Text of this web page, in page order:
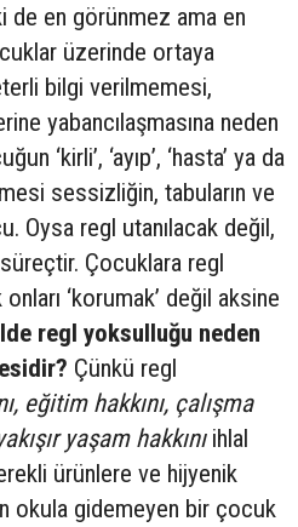
de en görünmez ama en
üzerinde ortaya
bilgi verilmemesi,
yabancılaşmasına neden
‘kirli’, ‘ayıp’, ‘hasta’ ya da
sessizliğin, tabuların ve
Oysa regl utanılacak değil,
Çocuklara regl
‘korumak’ değil aksine
regl yoksulluğu neden
Çünkü regl
eğitim hakkını, çalışma
yaşam hakkınıihlal
ürünlere ve hijyenik
okula gidemeyen bir çocuk